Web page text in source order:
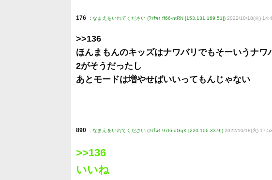
176 : なまえをいれてください (ﾜｯﾁｮｲ ff66-ntRN [153.131.169.51]) 2022/10/18(火)
>>136
ほんまもんのキッズはナワバリでもそーいうナワ
2がそうだったし
あとモードは増やせばいいってもんじゃない
890 : なまえをいれてください (ﾜｯﾁｮｲ 97f6-dGqK [220.106.33.9]) 2022/10/18(火)
>>136
いいね